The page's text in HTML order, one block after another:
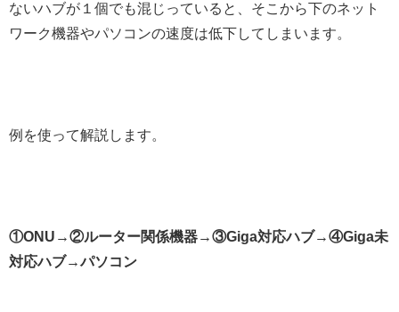
ないハブが１個でも混じっていると、そこから下のネット
ワーク機器やパソコンの速度は低下してしまいます。
例を使って解説します。
①ONU→②ルーター関係機器→③Giga対応ハブ→④Giga未
対応ハブ→パソコン